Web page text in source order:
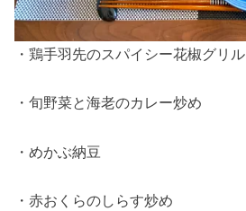
・鶏手羽先のスパイシー花椒グリル
・旬野菜と海老のカレー炒め
・めかぶ納豆
・赤おくらのしらす炒め